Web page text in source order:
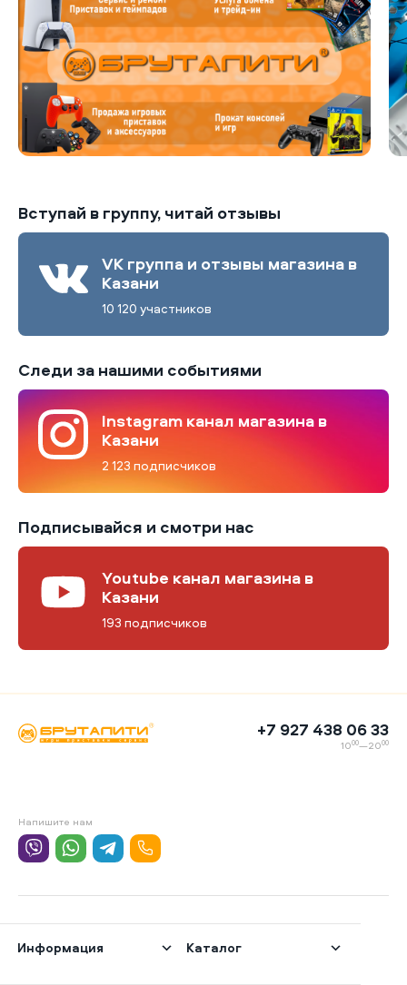
Вступай в группу, читай отзывы
VK группа и отзывы магазина в
Казани
10 120 участников
Следи за нашими событиями
Instagram канал магазина в
Казани
2 123 подписчиков
Подписывайся и смотри нас
Youtube канал магазина в
Казани
193 подписчиков
Информация Каталог
+7 927 438 06 33
1000—2000
Напишите нам